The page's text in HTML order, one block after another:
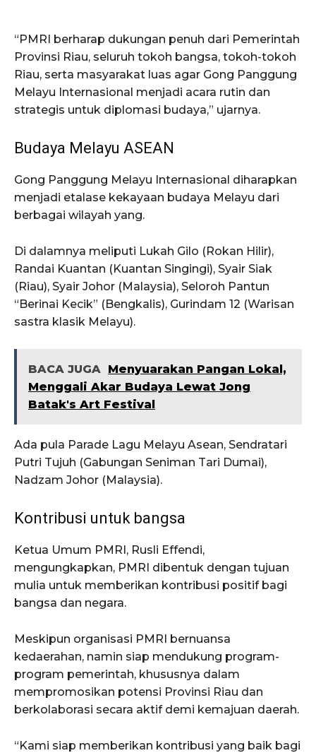
“PMRI berharap dukungan penuh dari Pemerintah
Provinsi Riau, seluruh tokoh bangsa, tokoh-tokoh
Riau, serta masyarakat luas agar Gong Panggung
Melayu Internasional menjadi acara rutin dan
strategis untuk diplomasi budaya,” ujarnya.
Budaya Melayu ASEAN
Gong Panggung Melayu Internasional diharapkan
menjadi etalase kekayaan budaya Melayu dari
berbagai wilayah yang.
Di dalamnya meliputi Lukah Gilo (Rokan Hilir),
Randai Kuantan (Kuantan Singingi), Syair Siak
(Riau), Syair Johor (Malaysia), Seloroh Pantun
“Berinai Kecik” (Bengkalis), Gurindam 12 (Warisan
sastra klasik Melayu).
BACA JUGA Menyuarakan Pangan Lokal,
Menggali Akar Budaya Lewat Jong
Batak's Art Festival
Ada pula Parade Lagu Melayu Asean, Sendratari
Putri Tujuh (Gabungan Seniman Tari Dumai),
Nadzam Johor (Malaysia).
Kontribusi untuk bangsa
Ketua Umum PMRI, Rusli Effendi,
mengungkapkan, PMRI dibentuk dengan tujuan
mulia untuk memberikan kontribusi positif bagi
bangsa dan negara.
Meskipun organisasi PMRI bernuansa
kedaerahan, namin siap mendukung program-
program pemerintah, khususnya dalam
mempromosikan potensi Provinsi Riau dan
berkolaborasi secara aktif demi kemajuan daerah.
“Kami siap memberikan kontribusi yang baik bagi